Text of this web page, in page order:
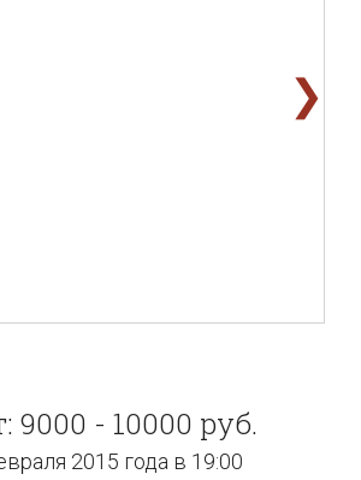
❯
9000 - 10000 руб.
2015 года в 19:00